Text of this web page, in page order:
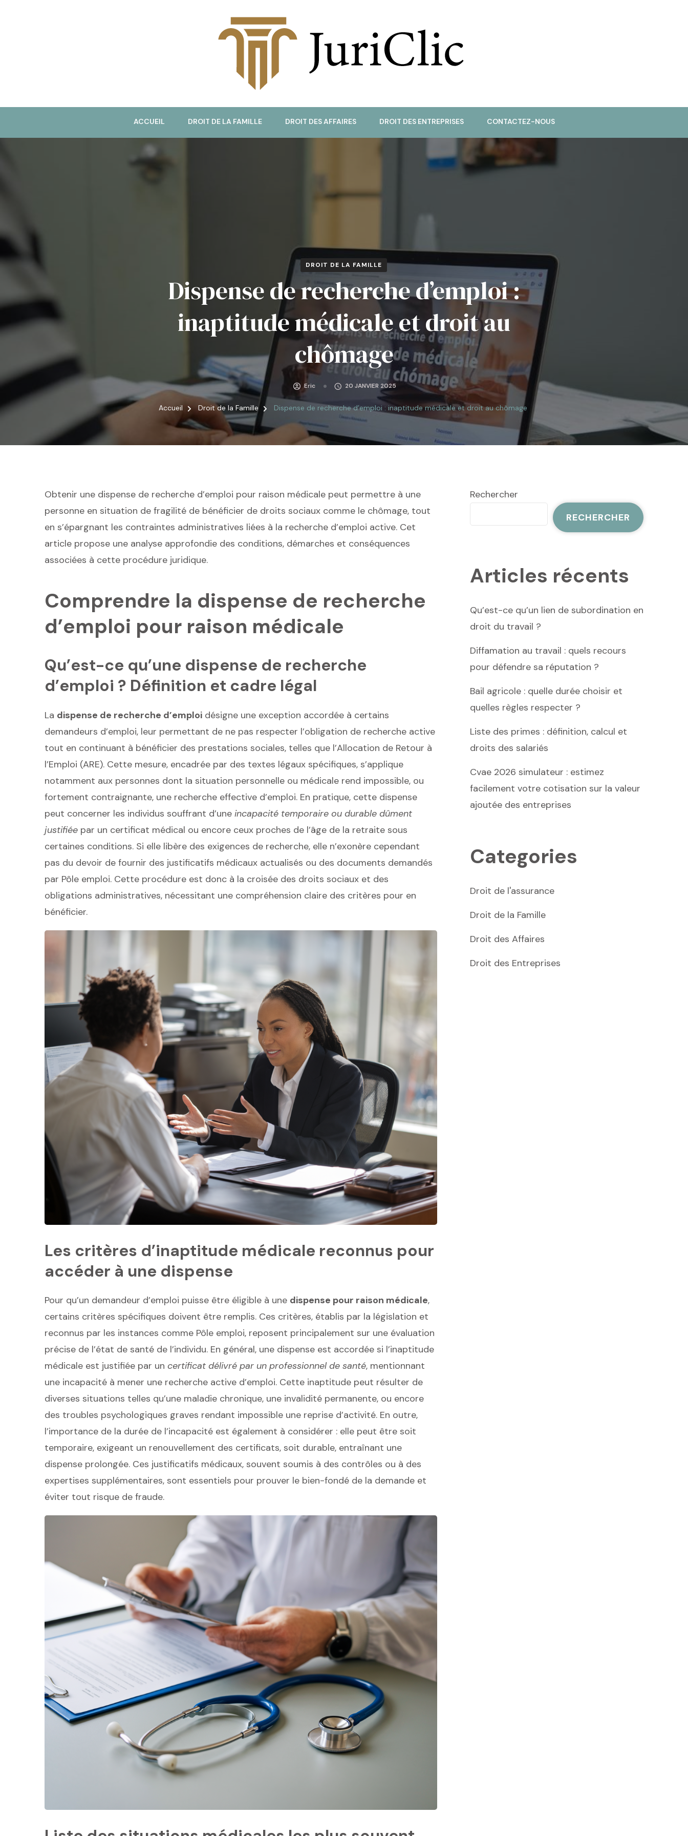
JuriClic
ACCUEIL DROIT DE LA FAMILLE DROIT DES AFFAIRES DROIT DES ENTREPRISES CONTACTEZ-NOUS
DROIT DE LA FAMILLE
Dispense de recherche d’emploi :
inaptitude médicale et droit au
chômage
Eric 20 JANVIER 2025
Accueil Droit de la Famille Dispense de recherche d’emploi : inaptitude médicale et droit au chômage
Obtenir une dispense de recherche d’emploi pour raison médicale peut permettre à une
personne en situation de fragilité de bénéficier de droits sociaux comme le chômage, tout
en s’épargnant les contraintes administratives liées à la recherche d’emploi active. Cet
article propose une analyse approfondie des conditions, démarches et conséquences
associées à cette procédure juridique.
Comprendre la dispense de recherche
d’emploi pour raison médicale
Qu’est-ce qu’une dispense de recherche
d’emploi ? Définition et cadre légal
La dispense de recherche d’emploi désigne une exception accordée à certains
demandeurs d’emploi, leur permettant de ne pas respecter l’obligation de recherche active
tout en continuant à bénéficier des prestations sociales, telles que l’Allocation de Retour à
l’Emploi (ARE). Cette mesure, encadrée par des textes légaux spécifiques, s’applique
notamment aux personnes dont la situation personnelle ou médicale rend impossible, ou
fortement contraignante, une recherche effective d’emploi. En pratique, cette dispense
peut concerner les individus souffrant d’une incapacité temporaire ou durable dûment
justifiée par un certificat médical ou encore ceux proches de l’âge de la retraite sous
certaines conditions. Si elle libère des exigences de recherche, elle n’exonère cependant
pas du devoir de fournir des justificatifs médicaux actualisés ou des documents demandés
par Pôle emploi. Cette procédure est donc à la croisée des droits sociaux et des
obligations administratives, nécessitant une compréhension claire des critères pour en
bénéficier.
Les critères d’inaptitude médicale reconnus pour
accéder à une dispense
Pour qu’un demandeur d’emploi puisse être éligible à une dispense pour raison médicale,
certains critères spécifiques doivent être remplis. Ces critères, établis par la législation et
reconnus par les instances comme Pôle emploi, reposent principalement sur une évaluation
précise de l’état de santé de l’individu. En général, une dispense est accordée si l’inaptitude
médicale est justifiée par un certificat délivré par un professionnel de santé, mentionnant
une incapacité à mener une recherche active d’emploi. Cette inaptitude peut résulter de
diverses situations telles qu’une maladie chronique, une invalidité permanente, ou encore
des troubles psychologiques graves rendant impossible une reprise d’activité. En outre,
l’importance de la durée de l’incapacité est également à considérer : elle peut être soit
temporaire, exigeant un renouvellement des certificats, soit durable, entraînant une
dispense prolongée. Ces justificatifs médicaux, souvent soumis à des contrôles ou à des
expertises supplémentaires, sont essentiels pour prouver le bien-fondé de la demande et
éviter tout risque de fraude.
Rechercher
RECHERCHER
Articles récents
Qu’est-ce qu’un lien de subordination en
droit du travail ?
Diffamation au travail : quels recours
pour défendre sa réputation ?
Bail agricole : quelle durée choisir et
quelles règles respecter ?
Liste des primes : définition, calcul et
droits des salariés
Cvae 2026 simulateur : estimez
facilement votre cotisation sur la valeur
ajoutée des entreprises
Categories
Droit de l'assurance
Droit de la Famille
Droit des Affaires
Droit des Entreprises